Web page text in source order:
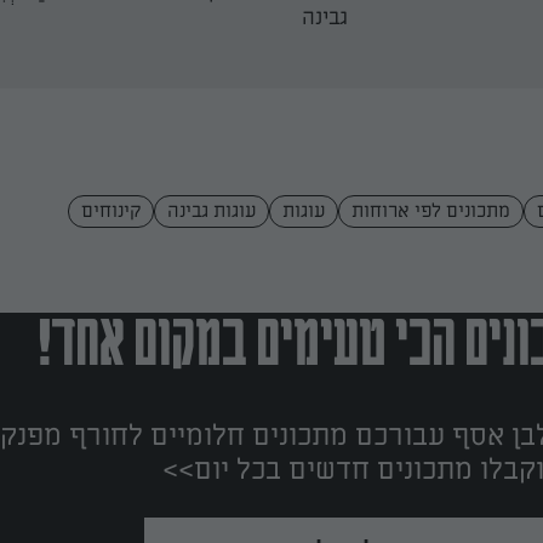
גבינה
מתכונים לפי ארוחות עוגות עוגות גבינה קינוחים
הכי טעימים במקום אחד!
אסף עבורכם מתכונים חלומיים לחורף
מתכונים חדשים בכל יום>>